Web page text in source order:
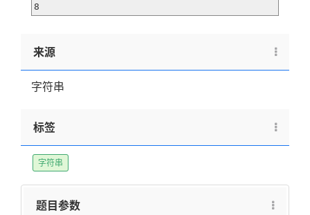
8
来源
字符串
标签
字符串
题目参数